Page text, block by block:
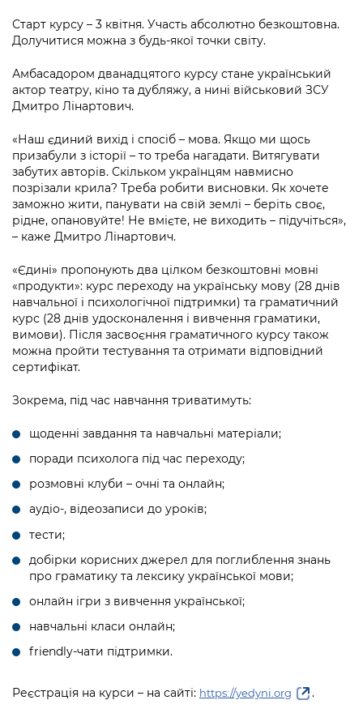
Kyiv International Relations
Річні звіти
Гендерна політика
Безбар'єрність
Київська міська військова адміністрація
Портал Захисників та Захисниць
Портал послуг
Важливе під час воєнного стану
Важливе під час воєнного стану
Про відкриті дані
Портал даних Києва
Публічні дашборди
Старт курсу – 3 квітня. Участь абсолютно безкоштовна.
Долучитися можна з будь-якої точки світу.
Амбасадором дванадцятого курсу стане український
актор театру, кіно та дубляжу, а нині військовий ЗСУ
Дмитро Лінартович.
«Наш єдиний вихід і спосіб – мова. Якщо ми щось
призабули з історії – то треба нагадати. Витягувати
забутих авторів. Скільком українцям навмисно
позрізали крила? Треба робити висновки. Як хочете
заможно жити, панувати на свій землі – беріть своє,
рідне, опановуйте! Не вмієте, не виходить – підучіться»,
– каже Дмитро Лінартович.
«Єдині» пропонують два цілком безкоштовні мовні
«продукти»: курс переходу на українську мову (28 днів
навчальної і психологічної підтримки) та граматичний
курс (28 днів удосконалення і вивчення граматики,
вимови). Після засвоєння граматичного курсу також
можна пройти тестування та отримати відповідний
сертифікат.
Зокрема, під час навчання триватимуть:
щоденні завдання та навчальні матеріали;
поради психолога під час переходу;
розмовні клуби – очні та онлайн;
аудіо-, відеозаписи до уроків;
тести;
добірки корисних джерел для поглиблення знань
про граматику та лексику української мови;
онлайн ігри з вивчення української;
навчальні класи онлайн;
friendly-чати підтримки.
Реєстрація на курси – на сайті: https://yedyni.org .